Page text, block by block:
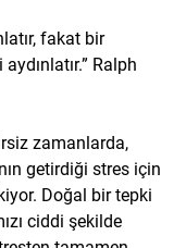
fakat bir
Ralph
zamanlarda,
getirdiği stres için
Doğal bir tepki
ciddi şekilde